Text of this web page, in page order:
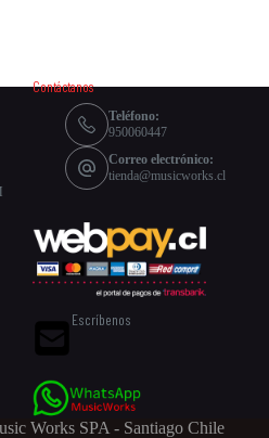
Contáctanos
Teléfono:
950060447
Correo electrónico:
tienda@musicworks.cl
Escríbenos
Works SPA - Santiago Chile